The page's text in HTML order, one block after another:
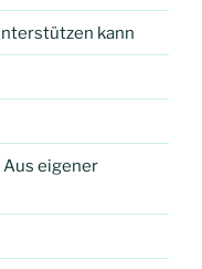
kann
Aus eigener